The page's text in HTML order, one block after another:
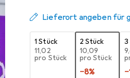
Lieferort angeben für
1 Stück
EUR
11,02
pro Stück
2 Stück
EUR
10,09
pro Stück
−8%
3
−